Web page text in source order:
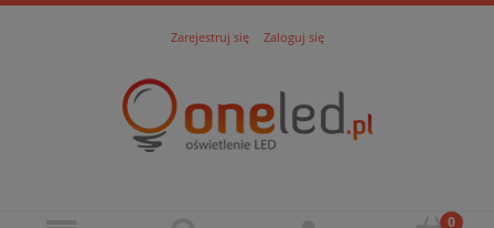
Zarejestruj się Zaloguj się